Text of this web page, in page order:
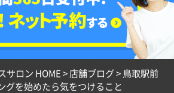
サロン HOME>店舗ブログ> 鳥取駅前
グを始めたら気をつけること